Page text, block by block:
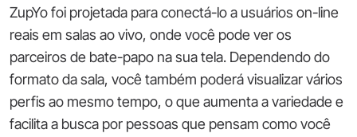
ZupYo foi projetada para conectá-lo a usuários on-line
reais em salas ao vivo, onde você pode ver os
parceiros de bate-papo na sua tela. Dependendo do
formato da sala, você também poderá visualizar vários
perfis ao mesmo tempo, o que aumenta a variedade e
facilita a busca por pessoas que pensam como você